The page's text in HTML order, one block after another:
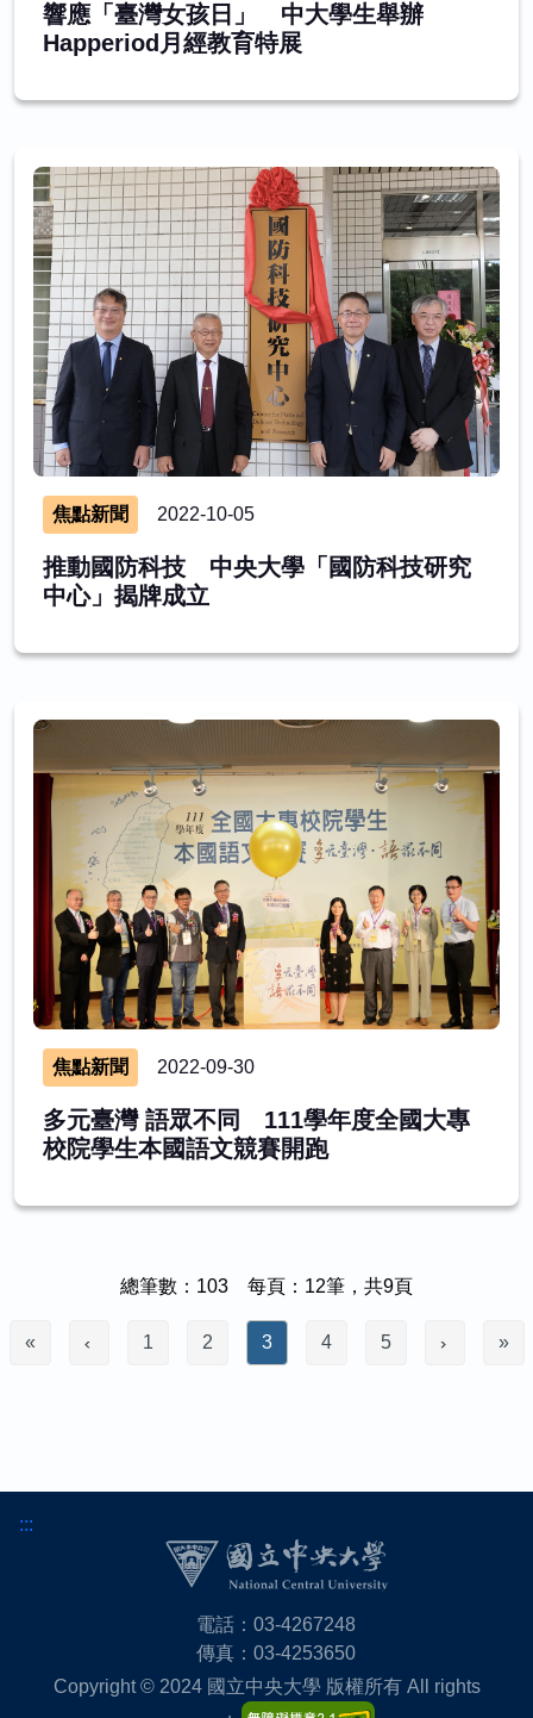
響應「臺灣女孩日」 中大學生舉辦
Happeriod月經教育特展
焦點新聞 2022-10-05
推動國防科技 中央大學「國防科技研究
中心」揭牌成立
焦點新聞 2022-09-30
多元臺灣 語眾不同 111學年度全國大專
校院學生本國語文競賽開跑
總筆數：103 每頁：12筆，共9頁
« 1 2 3 4 5 »
:::
電話：03-4267248
傳真：03-4253650
Copyright © 2024 國立中央大學 版權所有 All rights